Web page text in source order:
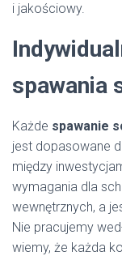
i jakościowy.
spawania
Każde spawanie
jest dopasowane
między
wymagania dla
wewnętrznych, a
Nie pracujemy
wiemy, że każda